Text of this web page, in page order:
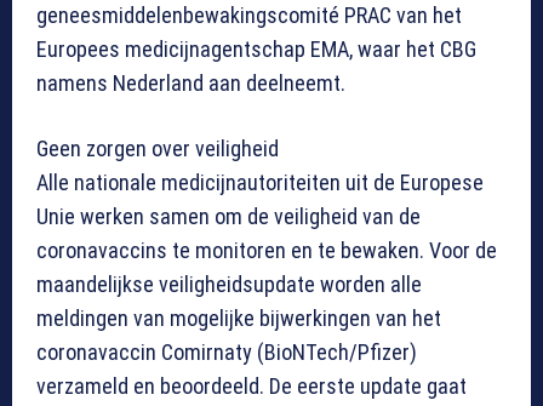
geneesmiddelenbewakingscomité PRAC van het
Europees medicijnagentschap EMA, waar het CBG
namens Nederland aan deelneemt.
Geen zorgen over veiligheid
Alle nationale medicijnautoriteiten uit de Europese
Unie werken samen om de veiligheid van de
coronavaccins te monitoren en te bewaken. Voor de
maandelijkse veiligheidsupdate worden alle
meldingen van mogelijke bijwerkingen van het
coronavaccin Comirnaty (BioNTech/Pfizer)
verzameld en beoordeeld. De eerste update gaat